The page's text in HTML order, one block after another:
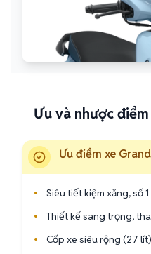
Ưu và nhược
Ưu điểm xe
•
Siêu tiết kiệm xăng, số
•
Thiết kế sang trọng,
•
Cốp xe siêu rộng (27 lít)